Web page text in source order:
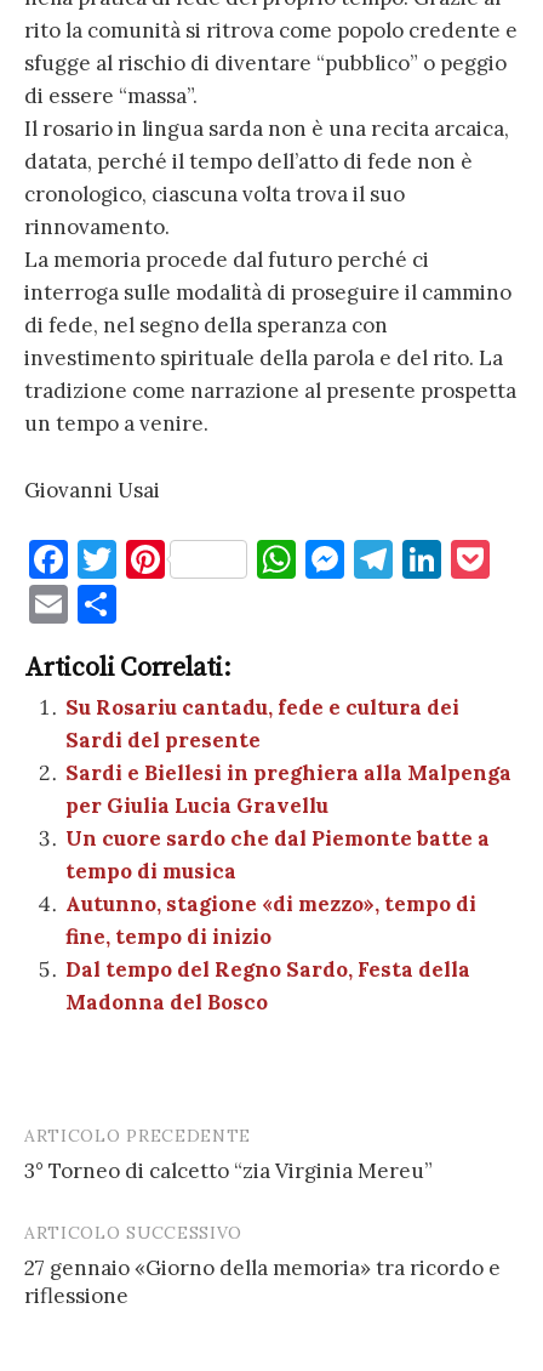
rito la comunità si ritrova come popolo credente e
sfugge al rischio di diventare “pubblico” o peggio
di essere “massa”.
Il rosario in lingua sarda non è una recita arcaica,
datata, perché il tempo dell’atto di fede non è
cronologico, ciascuna volta trova il suo
rinnovamento.
La memoria procede dal futuro perché ci
interroga sulle modalità di proseguire il cammino
di fede, nel segno della speranza con
investimento spirituale della parola e del rito. La
tradizione come narrazione al presente prospetta
un tempo a venire.
Giovanni Usai
F
a
c
e
b
o
o
k
T
te
r
Pi
es
t
W
A
p
p
M
g
er
T
a
m
Li
dI
n
E
m
ai
l
n
di
vi
di
Articoli Correlati:
Su Rosariu cantadu, fede e cultura dei
Sardi del presente
Sardi e Biellesi in preghiera alla Malpenga
per Giulia Lucia Gravellu
Un cuore sardo che dal Piemonte batte a
tempo di musica
Autunno, stagione «di mezzo», tempo di
fine, tempo di inizio
Dal tempo del Regno Sardo, Festa della
Madonna del Bosco
Post
navigation
ARTICOLO PRECEDENTE
3° Torneo di calcetto “zia Virginia Mereu”
ARTICOLO SUCCESSIVO
27 gennaio «Giorno della memoria» tra ricordo e
riflessione